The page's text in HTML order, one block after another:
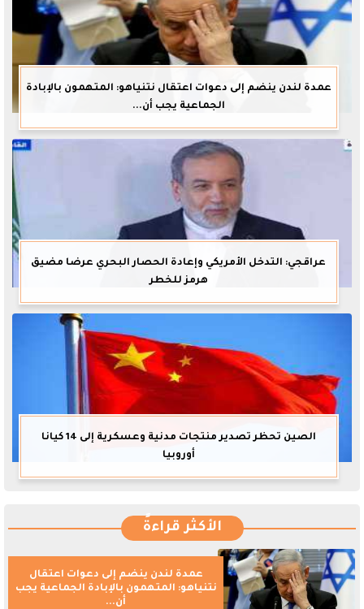
عمدة لندن ينضم إلى دعوات اعتقال نتنياهو: المتهمون بالإبادة
الجماعية يجب أن...
عراقجي: التدخل الأمريكي وإعادة الحصار البحري عرضا مضيق
هرمز للخطر
الصين تحظر تصدير منتجات مدنية وعسكرية إلى 14 كيانا
أوروبيا
الأكثر قراءةً
عمدة لندن ينضم إلى دعوات اعتقال
نتنياهو: المتهمون بالإبادة الجماعية يجب
أن...